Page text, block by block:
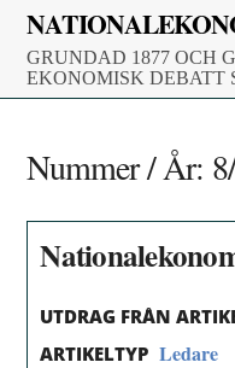
Skip
content
GRUNDAD 1877 OCH
EKONOMISK DEBATT
Nummer / År:
UTDRAG FRÅN
ARTIKELTYP Ledare